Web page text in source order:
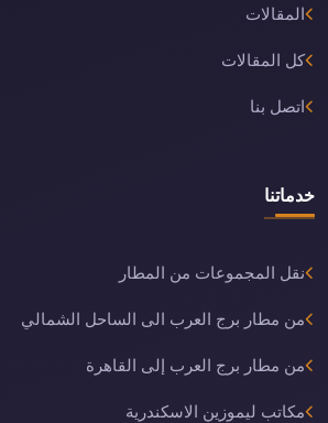
المقالات
كل المقالات
اتصل بنا
خدماتنا
نقل المجموعات من المطار
من مطار برج العرب الى الساحل الشمالي
من مطار برج العرب إلى القاهرة
مكاتب ليموزين الاسكندرية